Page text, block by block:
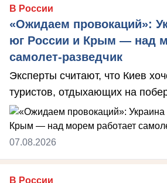
В России
«Ожидаем провокаций»:
юг России и Крым — над
самолет-разведчик
Эксперты считают, что Киев
туристов, отдыхающих на
07.08.2026
В России